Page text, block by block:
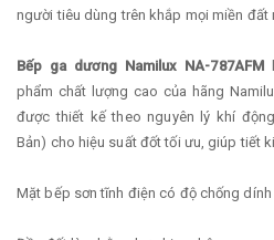
người tiêu dùng trên khắp mọi miền đất
Bếp ga dương Namilux NA-787AFM
phẩm chất lượng cao của hãng
được thiết kế theo nguyên lý khí
Bản) cho hiệu suất đốt tối ưu, giúp tiết
Mặt bếp sơn tĩnh điện có độ chống dính